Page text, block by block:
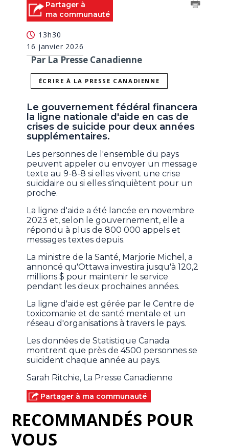
Partager à
ma communauté
13h30
16 janvier 2026
Par La Presse Canadienne
ÉCRIRE À LA PRESSE CANADIENNE
Le gouvernement fédéral financera
la ligne nationale d'aide en cas de
crises de suicide pour deux années
supplémentaires.
Les personnes de l'ensemble du pays
peuvent appeler ou envoyer un message
texte au 9-8-8 si elles vivent une crise
suicidaire ou si elles s'inquiètent pour un
proche.
La ligne d'aide a été lancée en novembre
2023 et, selon le gouvernement, elle a
répondu à plus de 800 000 appels et
messages textes depuis.
La ministre de la Santé, Marjorie Michel, a
annoncé qu'Ottawa investira jusqu'à 120,2
millions $ pour maintenir le service
pendant les deux prochaines années.
La ligne d'aide est gérée par le Centre de
toxicomanie et de santé mentale et un
réseau d'organisations à travers le pays.
Les données de Statistique Canada
montrent que près de 4500 personnes se
suicident chaque année au pays.
Sarah Ritchie, La Presse Canadienne
Partager à ma communauté
RECOMMANDÉS POUR
VOUS